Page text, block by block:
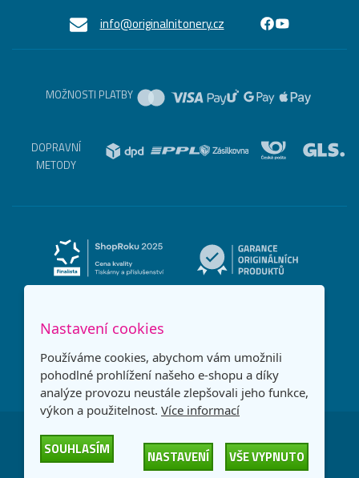
info@originalnitonery.cz
MOŽNOSTI PLATBY
DOPRAVNÍ
METODY
Česká republika Slovensko
Nastavení cookies
Používáme cookies, abychom vám umožnili
pohodlné prohlížení našeho e-shopu a díky
analýze provozu neustále zlepšovali jeho funkce,
výkon a použitelnost. Více informací
SOUHLASÍM NASTAVENÍ VŠE VYPNUTO